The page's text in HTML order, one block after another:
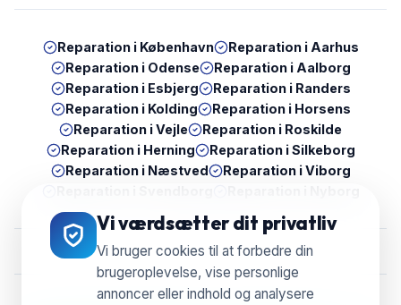
Vi værdsætter dit privatliv
Vi bruger cookies til at forbedre din
brugeroplevelse, vise personlige
annoncer eller indhold og analysere
Reparation i København Reparation i Aarhus
Reparation i Odense Reparation i Aalborg
Reparation i Esbjerg Reparation i Randers
Reparation i Kolding Reparation i Horsens
Reparation iVejle Reparation i Roskilde
Reparation i Herning Reparation i Silkeborg
Reparation i Næstved Reparation i Viborg